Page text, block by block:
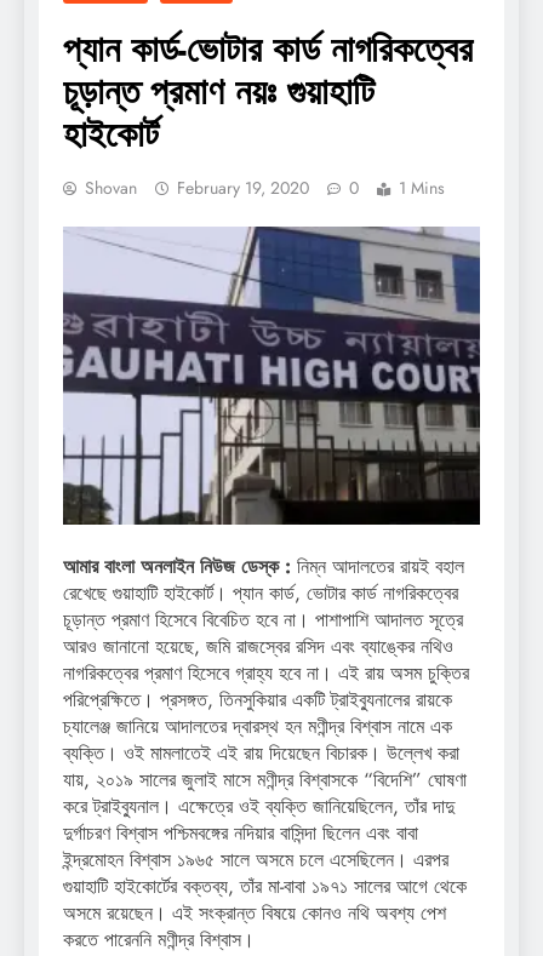
প্যান কার্ড-ভোটার কার্ড নাগরিকত্বের
চূড়ান্ত প্রমাণ নয়ঃ গুয়াহাটি
হাইকোর্ট
Shovan February 19, 2020 0 1 Mins
আমার বাংলা অনলাইন নিউজ ডেস্ক : নিম্ন আদালতের রায়ই বহাল
রেখেছে গুয়াহাটি হাইকোর্ট। প্যান কার্ড, ভোটার কার্ড নাগরিকত্বের
চূড়ান্ত প্রমাণ হিসেবে বিবেচিত হবে না। পাশাপাশি আদালত সূত্রে
আরও জানানো হয়েছে, জমি রাজস্বের রসিদ এবং ব্যাঙ্কের নথিও
নাগরিকত্বের প্রমাণ হিসেবে গ্রাহ্য হবে না। এই রায় অসম চুক্তির
পরিপ্রেক্ষিতে। প্রসঙ্গত, তিনসুকিয়ার একটি ট্রাইব্যুনালের রায়কে
চ্যালেঞ্জ জানিয়ে আদালতের দ্বারস্থ হন মণীন্দ্র বিশ্বাস নামে এক
ব্যক্তি। ওই মামলাতেই এই রায় দিয়েছেন বিচারক। উল্লেখ করা
যায়, ২০১৯ সালের জুলাই মাসে মণীন্দ্র বিশ্বাসকে “বিদেশি” ঘোষণা
করে ট্রাইব্যুনাল। এক্ষেত্রে ওই ব্যক্তি জানিয়েছিলেন, তাঁর দাদু
দুর্গাচরণ বিশ্বাস পশ্চিমবঙ্গের নদিয়ার বাসিন্দা ছিলেন এবং বাবা
ইন্দ্রমোহন বিশ্বাস ১৯৬৫ সালে অসমে চলে এসেছিলেন। এরপর
গুয়াহাটি হাইকোর্টের বক্তব্য, তাঁর মা-বাবা ১৯৭১ সালের আগে থেকে
অসমে রয়েছেন। এই সংক্রান্ত বিষয়ে কোনও নথি অবশ্য পেশ
করতে পারেননি মণীন্দ্র বিশ্বাস।